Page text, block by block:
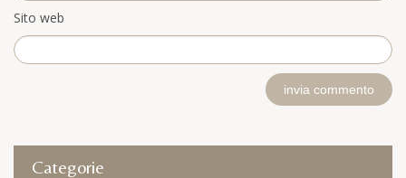
Sito web
Categorie